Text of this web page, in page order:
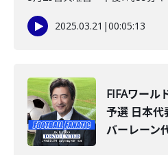
2025.03.21 |00:05:13
FIFAワール
予選 日本
バーレーン